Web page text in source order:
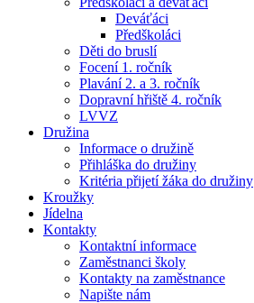
Deváťáci
Předškoláci
Děti do bruslí
Focení 1. ročník
Plavání 2. a 3. ročník
Dopravní hřiště 4. ročník
LVVZ
Družina
Informace o družině
Přihláška do družiny
Kritéria přijetí žáka do družiny
Kroužky
Jídelna
Kontakty
Kontaktní informace
Zaměstnanci školy
Kontakty na zaměstnance
Napište nám